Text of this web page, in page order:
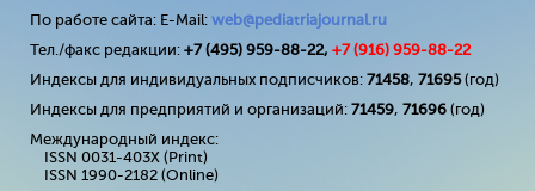
По работе сайта: E-Mail: web@pediatriajournal.ru
Тел./факс редакции: +7 (495) 959-88-22, +7 (916) 959-88-22
Индексы для индивидуальных подписчиков: 71458, 71695(год)
Индексы для предприятий и организаций: 71459, 71696 (год)
Международный индекс:
ISSN 0031-403X (Print)
ISSN 1990-2182 (Online)